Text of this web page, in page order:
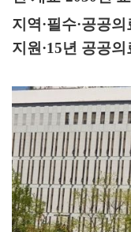
지역 ·필수·공공의
지원 ·15년 공공